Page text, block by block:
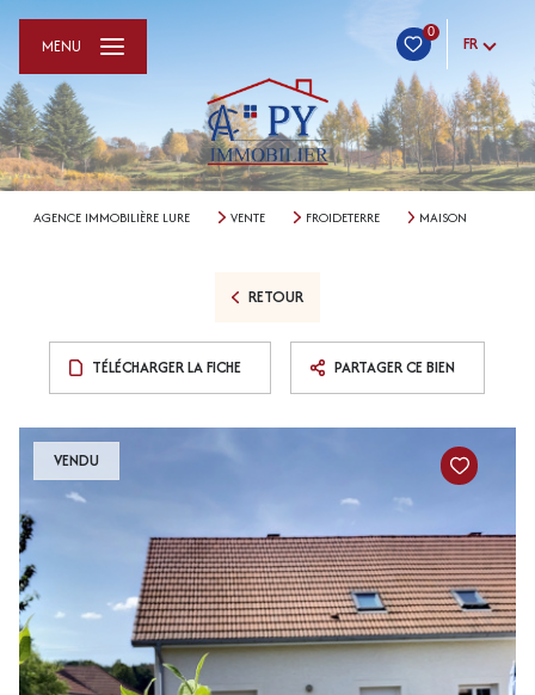
0
FR
MENU
AGENCE IMMOBILIÈRE LURE VENTE FROIDETERRE MAISON
RETOUR
TÉLÉCHARGER LA FICHE PARTAGER CE BIEN
VENDU